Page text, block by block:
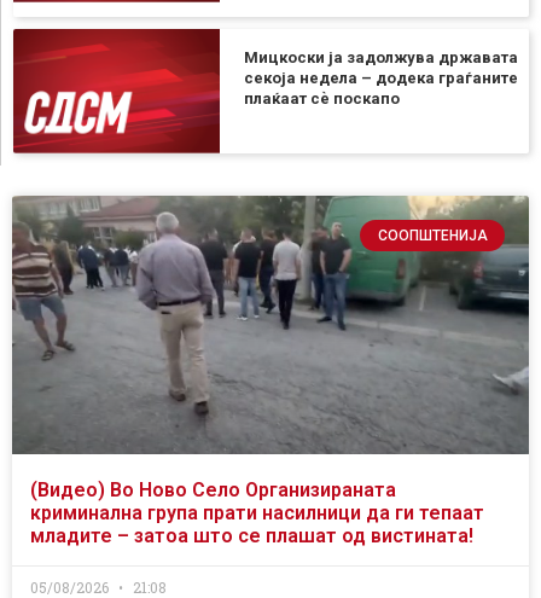
Мицкоски ја задолжува државата
секоја недела – додека граѓаните
плаќаат сѐ поскапо
СООПШТЕНИЈА
(Видео) Во Ново Село Организираната
криминална група прати насилници да ги тепаат
младите – затоа што се плашат од вистината!
05/08/2026 21:08